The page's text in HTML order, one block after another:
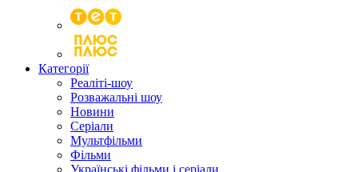
Категорії
Реаліті-шоу
Розважальні шоу
Новини
Серіали
Мультфільми
Фільми
Українські фільми і серіали